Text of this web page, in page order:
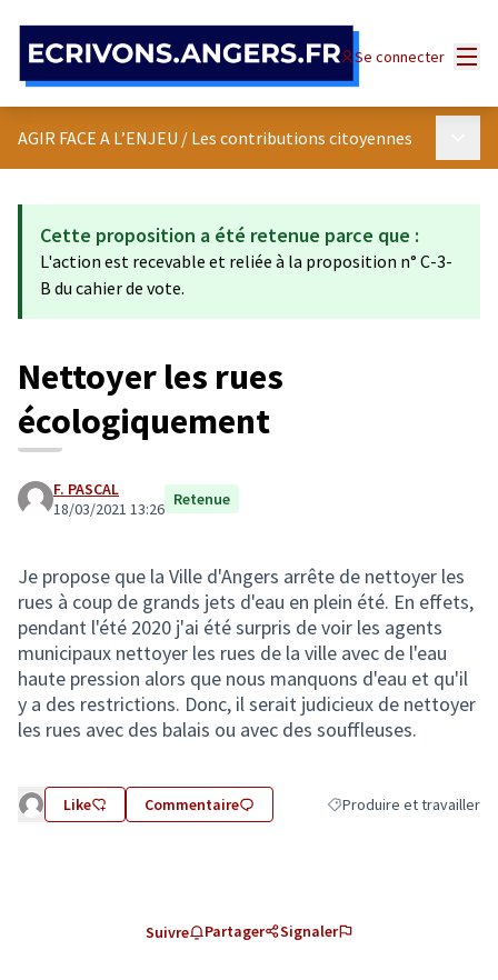
Se connecter
AGIR FACE A L’ENJEU / Les contributions citoyennes
Cette proposition a été retenue parce que :
L'action est recevable et reliée à la proposition n° C-3-
B du cahier de vote.
Nettoyer les rues
écologiquement
F. PASCAL
18/03/2021 13:26 Retenue
Je propose que la Ville d'Angers arrête de nettoyer les
rues à coup de grands jets d'eau en plein été. En effets,
pendant l'été 2020 j'ai été surpris de voir les agents
municipaux nettoyer les rues de la ville avec de l'eau
haute pression alors que nous manquons d'eau et qu'il
y a des restrictions. Donc, il serait judicieux de nettoyer
les rues avec des balais ou avec des souffleuses.
Like Commentaire Filtrer les résultats de la
Produire et travailler
Suivre Partager Signaler